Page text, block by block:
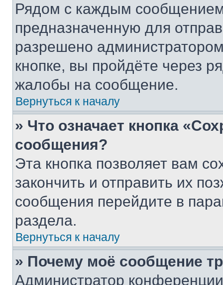
Рядом с каждым сообщением
предназначенную для
разрешено
кнопке, вы пройдёте через
жалобы на сообщение.
Вернуться к началу
» Что означает кнопка
сообщения?
Эта кнопка позволяет вам
закончить и отправить их
сообщения перейдите в
раздела.
Вернуться к началу
» Почему моё сообщение
Администратор